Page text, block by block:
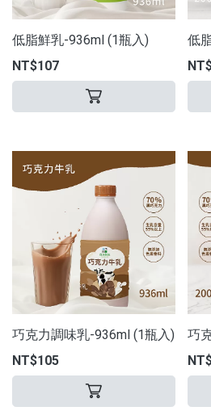
低脂鮮乳-936ml (1瓶入)
NT$107
低
巧克力調味乳-936ml (1瓶入)
NT$105
巧